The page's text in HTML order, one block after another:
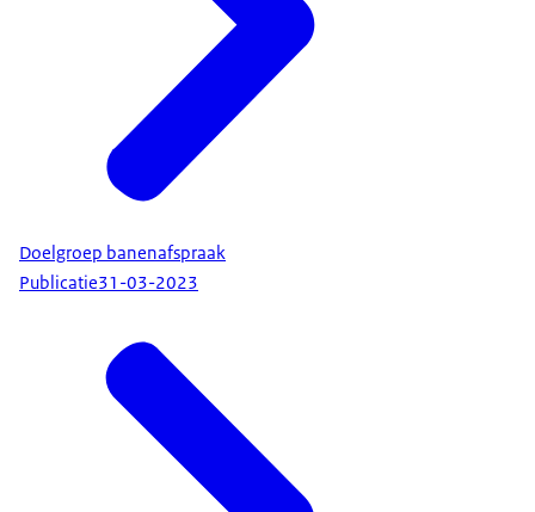
Doelgroep banenafspraak
Publicatie31-03-2023